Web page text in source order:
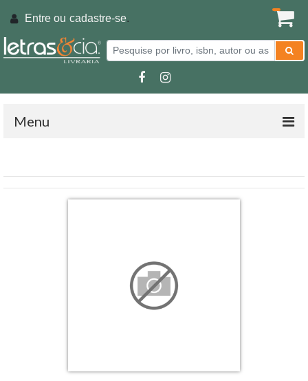
Entre ou cadastre-se.
Menu